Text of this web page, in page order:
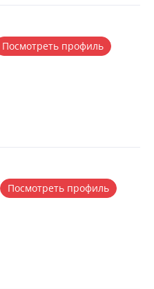
Посмотреть профиль
Посмотреть профиль